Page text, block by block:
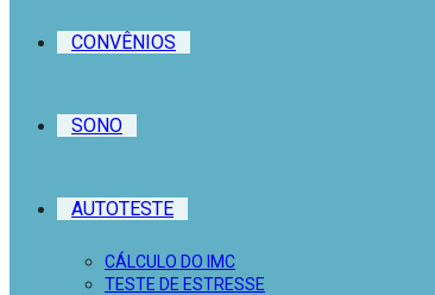
CONVÊNIOS
SONO
AUTOTESTE
CÁLCULO DO IMC
TESTE DE ESTRESSE